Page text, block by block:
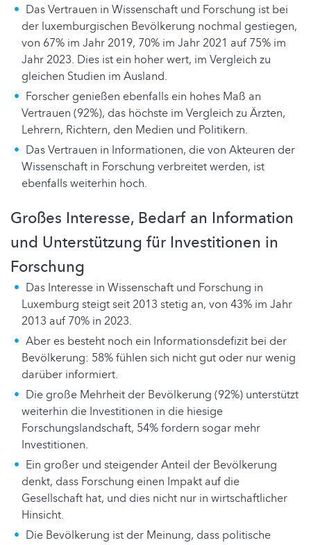
Das Vertrauen in Wissenschaft und Forschung ist bei
der luxemburgischen Bevölkerung nochmal gestiegen,
von 67% im Jahr 2019, 70% im Jahr 2021 auf 75% im
Jahr 2023. Dies ist ein hoher wert, im Vergleich zu
gleichen Studien im Ausland.
Forscher genießen ebenfalls ein hohes Maß an
Vertrauen (92%), das höchste im Vergleich zu Ärzten,
Lehrern, Richtern, den Medien und Politikern.
Das Vertrauen in Informationen, die von Akteuren der
Wissenschaft in Forschung verbreitet werden, ist
ebenfalls weiterhin hoch.
Großes Interesse, Bedarf an Information
und Unterstützung für Investitionen in
Forschung
Das Interesse in Wissenschaft und Forschung in
Luxemburg steigt seit 2013 stetig an, von 43% im Jahr
2013 auf 70% in 2023.
Aber es besteht noch ein Informationsdefizit bei der
Bevölkerung: 58% fühlen sich nicht gut oder nur wenig
darüber informiert.
Die große Mehrheit der Bevölkerung (92%) unterstützt
weiterhin die Investitionen in die hiesige
Forschungslandschaft, 54% fordern sogar mehr
Investitionen.
Ein großer und steigender Anteil der Bevölkerung
denkt, dass Forschung einen Impakt auf die
Gesellschaft hat, und dies nicht nur in wirtschaftlicher
Hinsicht.
Die Bevölkerung ist der Meinung, dass politische